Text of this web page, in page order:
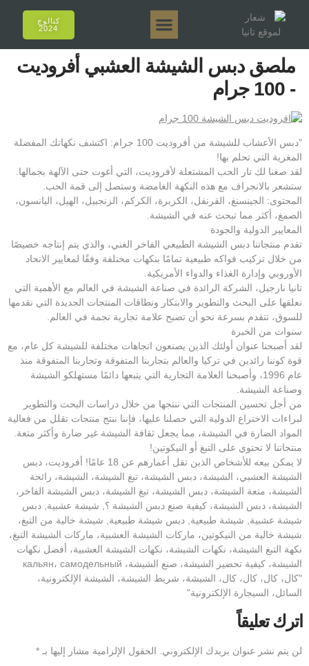
كتالوج
2024
ملصق دبس الشيشة العشبي أفروديت
- 100 جرام
"دبس الأعشاب للشيشة من أفروديت 100 جرام: اكتشف نكهاتك المفضلة
المغرية التي تحلم بها!
لقد صغنا لك نار الحب المشتعلة لأفروديت، التي أغوت حتى الآلهة بجمالها.
ستشعر بالانجراف مع هذه النكهة الغامضة وستصل إلى قمة الحب.
المحتوى: الجينسنغ، القرنفل، الكزبرة، الكركم، الزنجبيل، الهيل، اليانسون،
الصمغ، أكثر مما تبحث عنه في الشيشة.
المعايير الدولية والجودة
تقدم منتجاتنا دبس الشيشة الطبيعي الفاخر الغني، والذي يتم إنتاجه خصيصًا
من خلال تركيب فواكه طبيعية تمامًا بنكهات مختلفة وفقًا لمعايير الاتحاد
الأوروبي وإدارة الغذاء والدواء الأمريكية.
تانيا نارجيل، الشركة الرائدة في صناعة الشيشة في العالم مع الأهمية التي
نعلقها على البحث والتطوير والابتكار ونطاقات المنتجات الجديدة التي نقدمها
للسوق، تتقدم بسرعة نحو أن تصبح علامة تجارية نجمة في العالم.
سنوات من الخبرة
لقد أصبحنا عنوان أولئك الذين يصنعون اتجاهات مختلفة للشيشة كل عام، مع
قوة كوننا رائدين في تركيا والعالم بتجاربنا المتفوقة وتجاربنا المتفوقة منذ
عام 1996، وأصبحنا العلامة التجارية التي يتبعها دائمًا مستهلكو الشيشة
وصناعة الشيشة.
من أجل تحسين المنتجات التي ننتجها من خلال دراسات البحث والتطوير
لبراءات الاختراع الدولية التي حصلنا عليها، فإننا ننتج منتجات تقلل من فعالية
المواد الضارة في الشيشة، مما يجعل ثقافة الشيشة غير ضارة وأكثر متعة.
منتجاتنا لا تحتوي على التبغ أو النيكوتين!
لا يمكن بيعه للأشخاص الذين تقل أعمارهم عن 18 عامًا! أفروديت، دبس
الشيشة العشبي، الشيشة، دبس الشيشة، تبغ الشيشة، الشيشة، رائحة
الشيشة، متعة الشيشة، دبس الشيشة، تبغ الشيشة، دبس الشيشة الفاخر،
الشيشة، دبس الشيشة، كيفية صنع دبس الشيشة ؟, شيشة عشبية, دبس
شيشة عشبية, شيشة طبيعية, دبس شيشة طبيعية, شيشة خالية من التبغ،
شيشة خالية من النيكوتين، ماركات الشيشة العشبية، ماركات الشيشة التبغ،
نكهة التبغ الشيشة، نكهات الشيشة، نكهات الشيشة العشبية، أفضل نكهات
الشيشة، كيفية تحضير الشيشة، صنع الشيشة، кальян، самодельный
"كال، كال، كال، كال، الشيشة، شريط الشيشة، الشيشة الإلكترونية،
السائل، السيجارة الإلكترونية"
اترك تعليقاً
لن يتم نشر عنوان بريدك الإلكتروني. الحقول الإلزامية مشار إليها بـ *